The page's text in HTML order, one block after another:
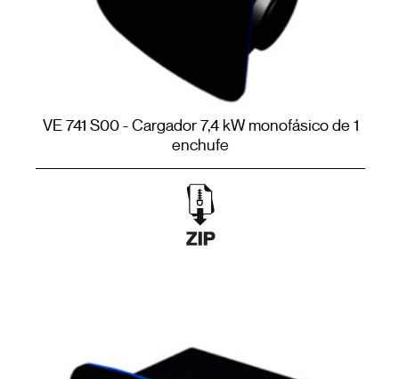
VE 741 S00 - Cargador 7,4 kW monofásico de 1
enchufe